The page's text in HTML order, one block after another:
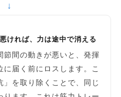
↓
ければ、力は途中で消える
節間の動きが悪いと、発揮
に届く前にロスします。こ
」を取り除くことで、同じ